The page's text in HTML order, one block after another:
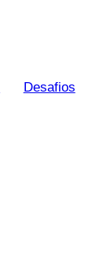
Desafios